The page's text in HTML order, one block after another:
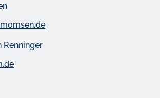
Renninger